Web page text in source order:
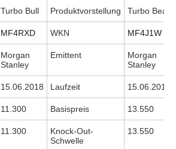
Turbo Bull Produktvorstellung Turbo Bear
MF4RXD WKN MF4J1W
Morgan
Stanley
Emittent
Morgan
Stanley
15.06.2018 Laufzeit 15.06.2018
11.300 Basispreis 13.550
11.300
Knock-Out-
Schwelle
13.550